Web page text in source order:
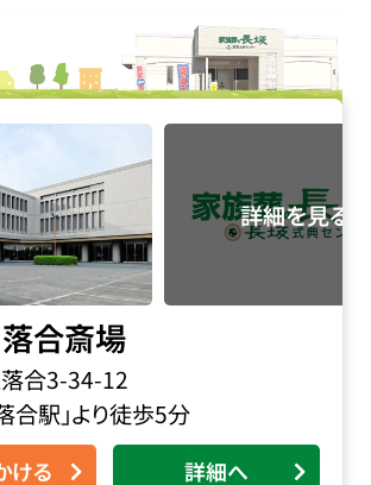
落合斎場
合3-34-12
合駅」より徒歩5分
ける 詳細へ
へ